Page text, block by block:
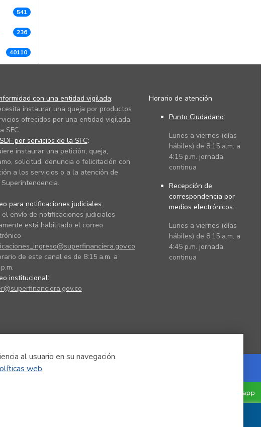
al usuario en su navegación.
web.
541
236
40110
con una entidad vigilada:
instaurar una queja por productos
ofrecidos por una entidad vigilada
SFC.
por servicios de la SFC:
instaurar una petición, queja,
solicitud, denuncia o felicitación con
a los servicios o a la atención de
para notificaciones judiciales:
el envío de notificaciones judiciales
está habilitado el correo
de este canal es de 8:15 a.m. a
institucional:
Horario de atención
Punto Ciudadano:
Lunes a viernes (días
hábiles) de 8:15 a.m. a
4:15 p.m. jornada
continua
Recepción de
correspondencia por
medios electrónicos:
Lunes a viernes (días
hábiles) de 8:15 a.m. a
4:45 p.m. jornada
continua
Powered by Nexura